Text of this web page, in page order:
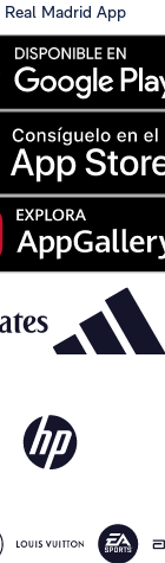
Real Madrid App